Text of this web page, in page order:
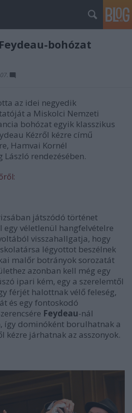
bohózat
az idei negyedik
a Miskolci Nemzeti
bohózat egyik klasszikus
Kézről kézre című
Hamvai Kornél
rendezésében.
játszódó történet
egy véletlenül hangfelvételre
visszahallgatja, hogy
légyottot beszélnek
malőr botrányok sorozatát
azonban kell még egy
ipari kém, egy a szerelemtől
férjét halottnak vélő feleség,
és egy fontoskodó
Feydeau-nál
így dominóként borulhatnak a
kézre járhatnak az asszonyok.